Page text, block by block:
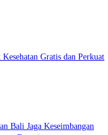
Gratis dan Perkuat
Bali Jaga Keseimbangan